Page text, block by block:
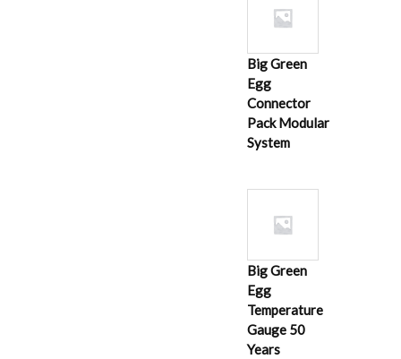
Big Green
Egg
Connector
Pack Modular
System
Big Green
Egg
Temperature
Gauge 50
Years